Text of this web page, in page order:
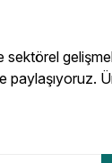
paylaşıyoruz.